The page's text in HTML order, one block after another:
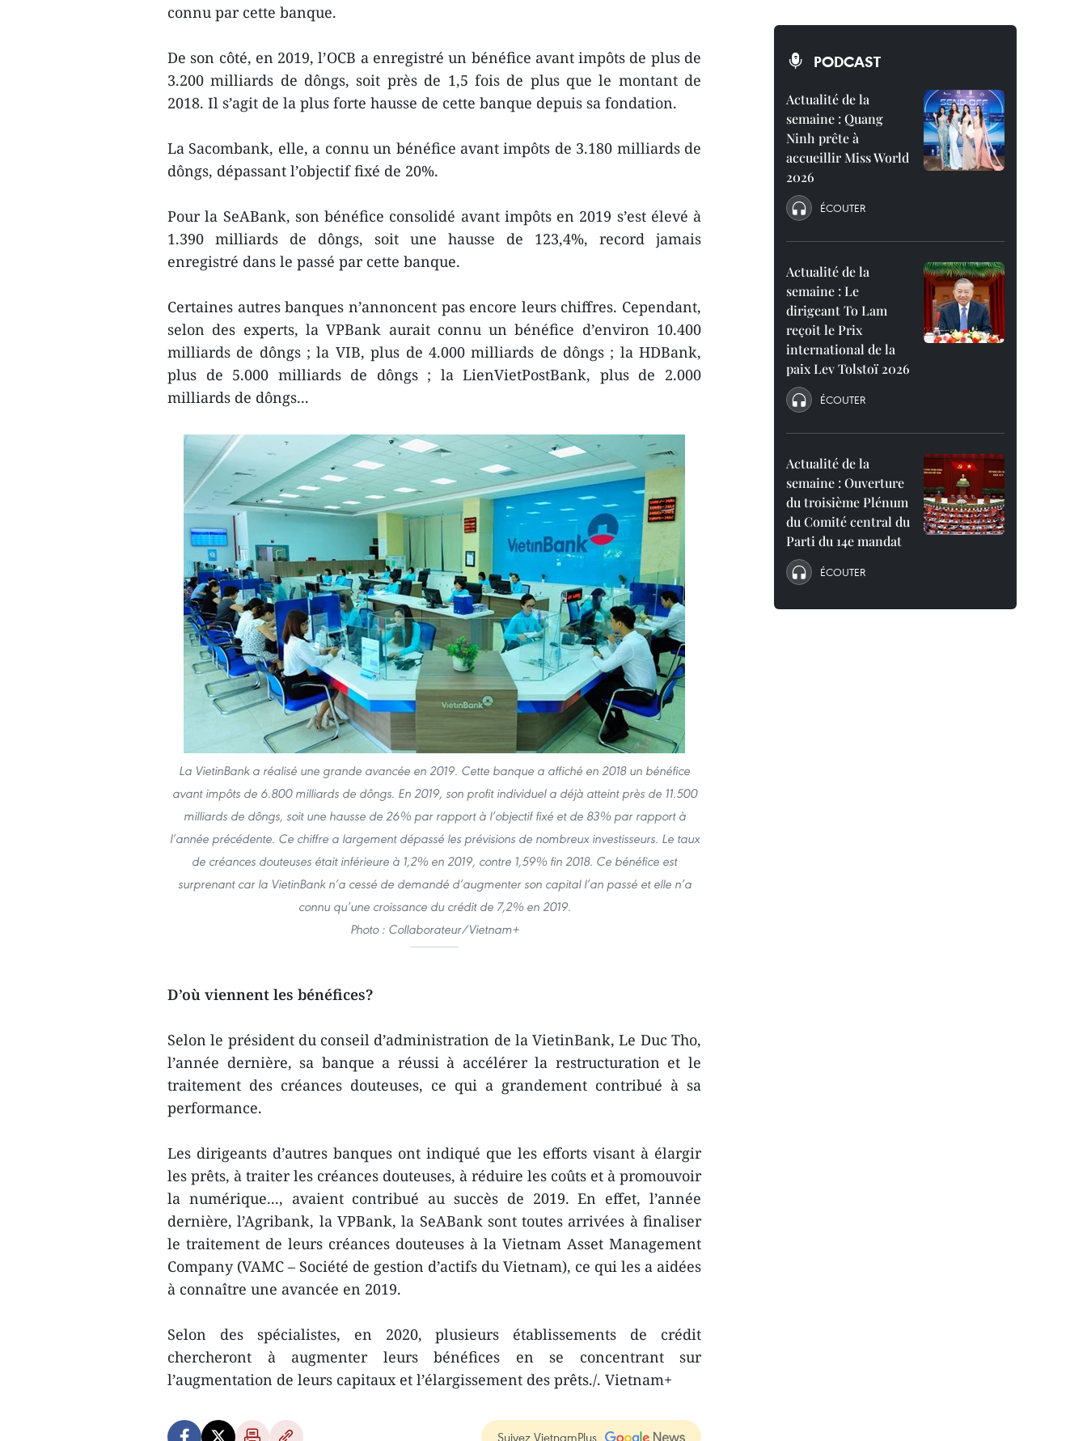
connu par cette banque.
De son côté, en 2019, l’OCB a enregistré un bénéfice avant impôts de plus de
3.200 milliards de dôngs, soit près de 1,5 fois de plus que le montant de
2018. Il s’agit de la plus forte hausse de cette banque depuis sa fondation.
La Sacombank, elle, a connu un bénéfice avant impôts de 3.180 milliards de
dôngs, dépassant l’objectif fixé de 20%.
Pour la SeABank, son bénéfice consolidé avant impôts en 2019 s’est élevé à
1.390 milliards de dôngs, soit une hausse de 123,4%, record jamais
enregistré dans le passé par cette banque.
Certaines autres banques n’annoncent pas encore leurs chiffres. Cependant,
selon des experts, la VPBank aurait connu un bénéfice d’environ 10.400
milliards de dôngs ; la VIB, plus de 4.000 milliards de dôngs ; la HDBank,
plus de 5.000 milliards de dôngs ; la LienVietPostBank, plus de 2.000
milliards de dôngs...
La VietinBank a réalisé une grande avancée en 2019. Cette banque a affiché en 2018 un bénéfice
avant impôts de 6.800 milliards de dôngs. En 2019, son profit individuel a déjà atteint près de 11.500
milliards de dôngs, soit une hausse de 26% par rapport à l’objectif fixé et de 83% par rapport à
l’année précédente. Ce chiffre a largement dépassé les prévisions de nombreux investisseurs. Le taux
de créances douteuses était inférieure à 1,2% en 2019, contre 1,59% fin 2018. Ce bénéfice est
surprenant car la VietinBank n’a cessé de demandé d’augmenter son capital l’an passé et elle n’a
connu qu’une croissance du crédit de 7,2% en 2019.
Photo : Collaborateur/Vietnam+
D’où viennent les bénéfices?
Selon le président du conseil d’administration de la VietinBank, Le Duc Tho,
l’année dernière, sa banque a réussi à accélérer la restructuration et le
traitement des créances douteuses, ce qui a grandement contribué à sa
performance.
Les dirigeants d’autres banques ont indiqué que les efforts visant à élargir
les prêts, à traiter les créances douteuses, à réduire les coûts et à promouvoir
la numérique..., avaient contribué au succès de 2019. En effet, l’année
dernière, l’Agribank, la VPBank, la SeABank sont toutes arrivées à finaliser
le traitement de leurs créances douteuses à la Vietnam Asset Management
Company (VAMC – Société de gestion d’actifs du Vietnam), ce qui les a aidées
à connaître une avancée en 2019.
Selon des spécialistes, en 2020, plusieurs établissements de crédit
chercheront à augmenter leurs bénéfices en se concentrant sur
l’augmentation de leurs capitaux et l’élargissement des prêts./. Vietnam+
Suivez VietnamPlus
PODCAST
Actualité de la
semaine : Quang
Ninh prête à
accueillir Miss World
2026
ÉCOUTER
Actualité de la
semaine : Le
dirigeant To Lam
reçoit le Prix
international de la
paix Lev Tolstoï 2026
ÉCOUTER
Actualité de la
semaine : Ouverture
du troisième Plénum
du Comité central du
Parti du 14e mandat
ÉCOUTER